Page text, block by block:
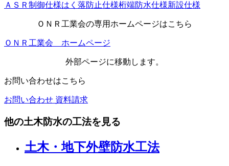
ＡＳＲ制御仕様はく落防止仕様桁端防水仕様新設仕様
ＯＮＲ工業会の専用ホームページはこちら
ＯＮＲ工業会 ホームページ
外部ページに移動します。
お問い合わせはこちら
お問い合わせ 資料請求
他の土木防水の工法を見る
土木・地下外壁防水工法